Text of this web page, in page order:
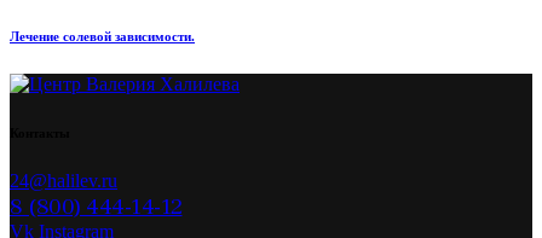
Лечение солевой зависимости.
24@halilev.ru
8 (800) 444-14-12
Vk Instagram